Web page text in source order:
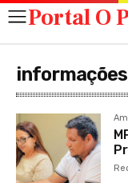
Portal O
informações